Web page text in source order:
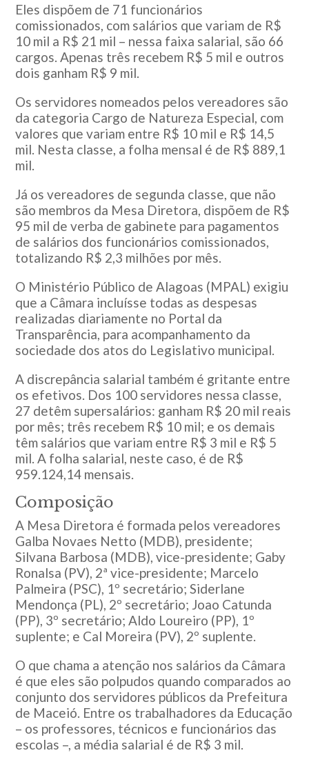
Eles dispõem de 71 funcionários
comissionados, com salários que variam de R$
10 mil a R$ 21 mil – nessa faixa salarial, são 66
cargos. Apenas três recebem R$ 5 mil e outros
dois ganham R$ 9 mil.
Os servidores nomeados pelos vereadores são
da categoria Cargo de Natureza Especial, com
valores que variam entre R$ 10 mil e R$ 14,5
mil. Nesta classe, a folha mensal é de R$ 889,1
mil.
Já os vereadores de segunda classe, que não
são membros da Mesa Diretora, dispõem de R$
95 mil de verba de gabinete para pagamentos
de salários dos funcionários comissionados,
totalizando R$ 2,3 milhões por mês.
O Ministério Público de Alagoas (MPAL) exigiu
que a Câmara incluísse todas as despesas
realizadas diariamente no Portal da
Transparência, para acompanhamento da
sociedade dos atos do Legislativo municipal.
A discrepância salarial também é gritante entre
os efetivos. Dos 100 servidores nessa classe,
27 detêm supersalários: ganham R$ 20 mil reais
por mês; três recebem R$ 10 mil; e os demais
têm salários que variam entre R$ 3 mil e R$ 5
mil. A folha salarial, neste caso, é de R$
959.124,14 mensais.
Composição
A Mesa Diretora é formada pelos vereadores
Galba Novaes Netto (MDB), presidente;
Silvana Barbosa (MDB), vice-presidente; Gaby
Ronalsa (PV), 2ª vice-presidente; Marcelo
Palmeira (PSC), 1º secretário; Siderlane
Mendonça (PL), 2º secretário; Joao Catunda
(PP), 3º secretário; Aldo Loureiro (PP), 1º
suplente; e Cal Moreira (PV), 2º suplente.
O que chama a atenção nos salários da Câmara
é que eles são polpudos quando comparados ao
conjunto dos servidores públicos da Prefeitura
de Maceió. Entre os trabalhadores da Educação
– os professores, técnicos e funcionários das
escolas –, a média salarial é de R$ 3 mil.